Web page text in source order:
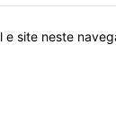
e site neste